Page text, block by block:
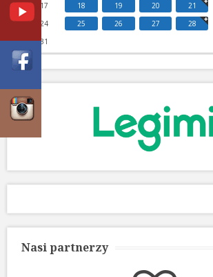
17
18 19 20 21
24
25 26 27 28
31
Nasi partnerzy